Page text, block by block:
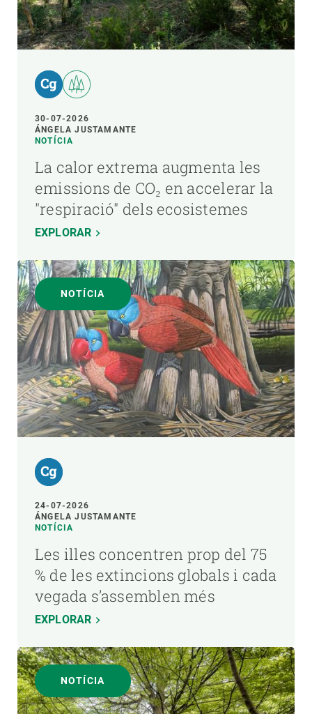
30-07-2026
ÁNGELA JUSTAMANTE
NOTÍCIA
La calor extrema augmenta les
emissions de CO₂ en accelerar la
"respiració" dels ecosistemes
EXPLORAR
NOTÍCIA
24-07-2026
ÁNGELA JUSTAMANTE
NOTÍCIA
Les illes concentren prop del 75
% de les extincions globals i cada
vegada s’assemblen més
EXPLORAR
NOTÍCIA